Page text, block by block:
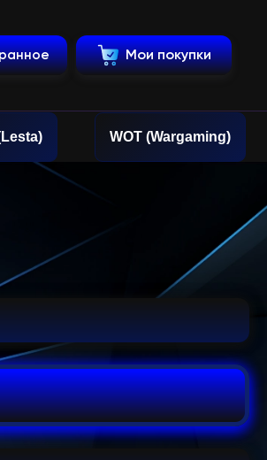
Мои покупки
WOT (Wargaming)